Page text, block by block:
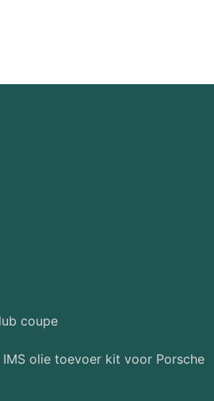
coupe
olie toevoer kit voor Porsche